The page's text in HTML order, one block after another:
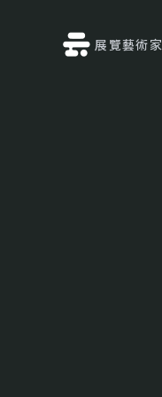
展覽藝術家